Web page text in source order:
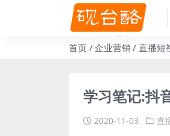
首页 企业营销 直播短
学习笔记:抖
2020-11-03 直